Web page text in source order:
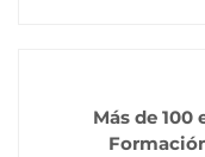
Más de